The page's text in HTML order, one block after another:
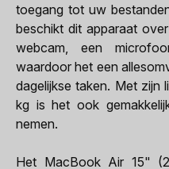
toegang tot uw
beschikt dit apparaat
webcam, een
waardoor het een
dagelijkse taken. Met zijn
kg is het ook
nemen.
Het MacBook Air 15"